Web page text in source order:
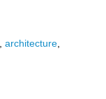
,architecture